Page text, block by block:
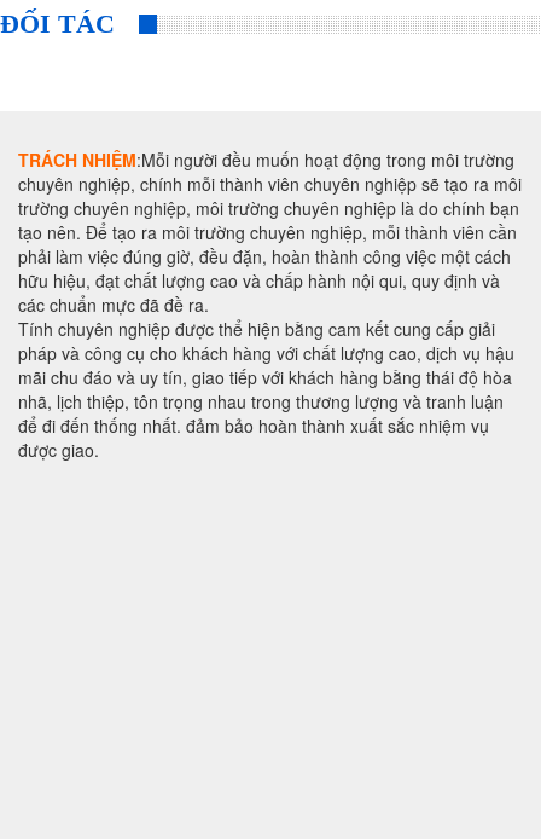
ĐỐI TÁC
TRÁCH NHIỆM:Mỗi người đều muốn hoạt động trong môi trường
chuyên nghiệp, chính mỗi thành viên chuyên nghiệp sẽ tạo ra môi
trường chuyên nghiệp, môi trường chuyên nghiệp là do chính bạn
tạo nên. Để tạo ra môi trường chuyên nghiệp, mỗi thành viên cần
phải làm việc đúng giờ, đều đặn, hoàn thành công việc một cách
hữu hiệu, đạt chất lượng cao và chấp hành nội qui, quy định và
các chuẩn mực đã đề ra.
Tính chuyên nghiệp được thể hiện bằng cam kết cung cấp giải
pháp và công cụ cho khách hàng với chất lượng cao, dịch vụ hậu
mãi chu đáo và uy tín, giao tiếp với khách hàng bằng thái độ hòa
nhã, lịch thiệp, tôn trọng nhau trong thương lượng và tranh luận
để đi đến thống nhất. đảm bảo hoàn thành xuất sắc nhiệm vụ
được giao.